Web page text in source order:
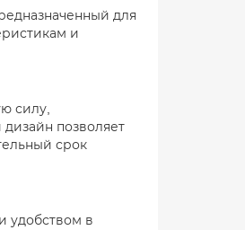
для
и
силу,
позволяет
срок
удобством в